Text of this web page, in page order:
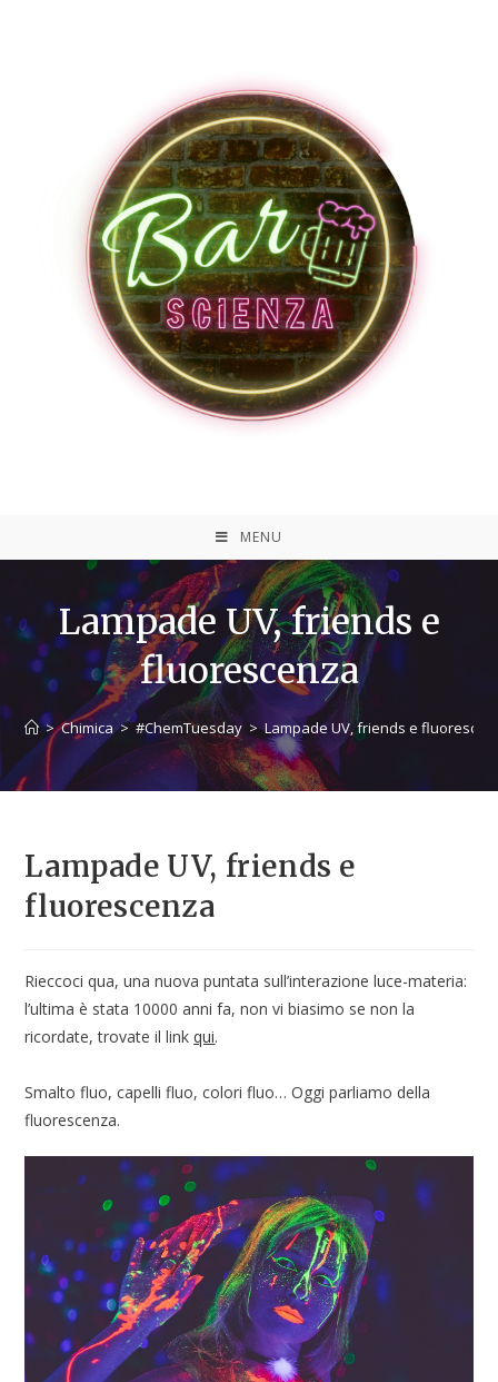
MENU
Lampade UV, friends e
fluorescenza
> Chimica > #ChemTuesday > Lampade UV, friends e
Lampade UV, friends e
fluorescenza
Rieccoci qua, una nuova puntata sull’interazione luce-materia:
l’ultima è stata 10000 anni fa, non vi biasimo se non la
ricordate, trovate il linkqui.
Smalto fluo, capelli fluo, colori fluo… Oggi parliamo della
fluorescenza.